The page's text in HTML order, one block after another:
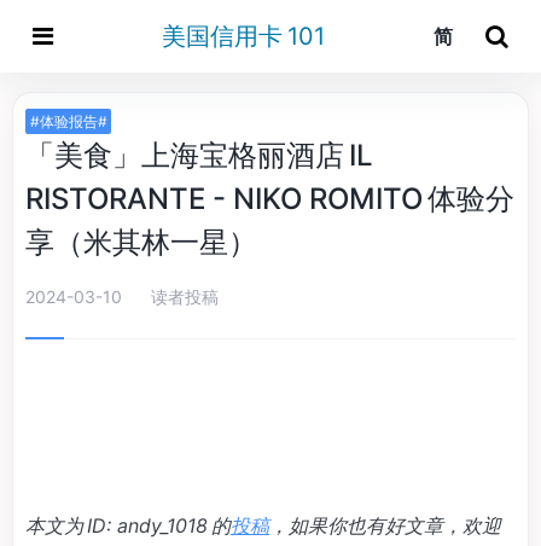
美国信用卡 101 简
#体验报告#
「美食」上海宝格丽酒店 IL
RISTORANTE - NIKO ROMITO 体验分
享（米其林一星）
2024-03-10 读者投稿
本文为 ID: andy_1018 的投稿，如果你也有好文章，欢迎